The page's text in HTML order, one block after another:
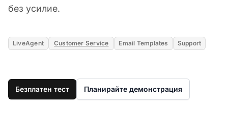
без усилие.
LiveAgent Customer Service Email Templates Support
Безплатен тест Планирайте демонстрация